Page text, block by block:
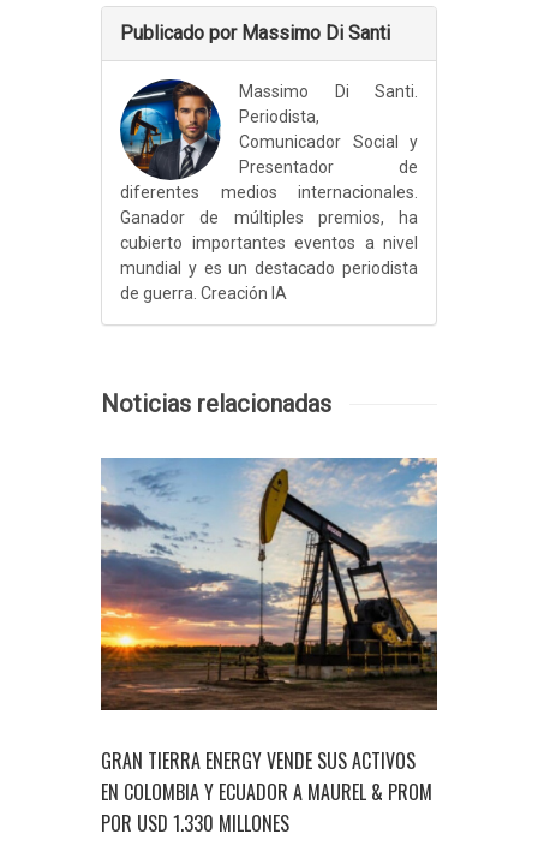
Publicado por Massimo Di Santi
Massimo Di Santi.
Periodista,
Comunicador Social y
Presentador de
diferentes medios internacionales.
Ganador de múltiples premios, ha
cubierto importantes eventos a nivel
mundial y es un destacado periodista
de guerra. Creación IA
Noticias relacionadas
GRAN TIERRA ENERGY VENDE SUS ACTIVOS
EN COLOMBIA Y ECUADOR A MAUREL & PROM
POR USD 1.330 MILLONES